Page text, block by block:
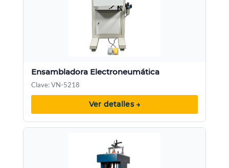
Ensambladora Electroneumática
Clave: VN-5218
Ver detalles →